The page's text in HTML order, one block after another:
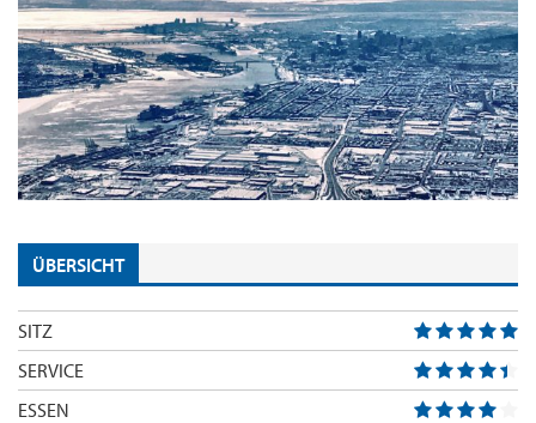
ÜBERSICHT
SITZ
SERVICE
ESSEN